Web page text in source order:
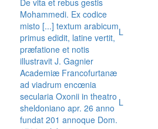
Mohammedi. Ex codice
misto [...] textum arabicum
primus edidit, latine vertit,
præfatione et notis
illustravit J. Gagnier
L
Academiæ Francofurtanæ
ad viadrum encœnia
secularia Oxonii in theatro
sheldoniano apr. 26 anno
fundat 201 annoque Dom.
L